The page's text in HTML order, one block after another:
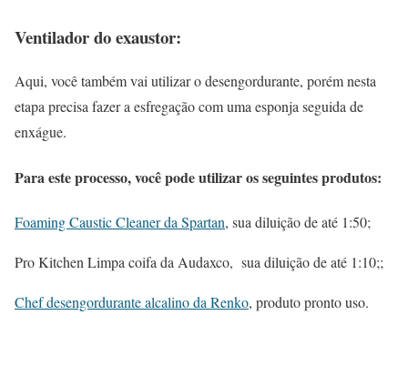
Ventilador do exaustor:
Aqui, você também vai utilizar o desengordurante, porém nesta
etapa precisa fazer a esfregação com uma esponja seguida de
enxágue.
Para este processo, você pode utilizar os seguintes produtos:
Foaming Caustic Cleaner da Spartan, sua diluição de até 1:50;
Pro Kitchen Limpa coifa da Audaxco, sua diluição de até 1:10;;
Chef desengordurante alcalino da Renko, produto pronto uso.